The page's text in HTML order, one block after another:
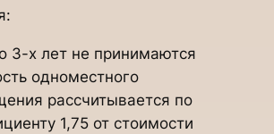
3-х лет не принимаются
одноместного
рассчитывается по
1,75 от стоимости